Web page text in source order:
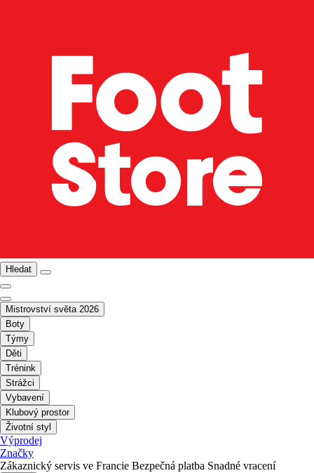
Hledat
Mistrovství světa 2026
Boty
Týmy
Děti
Trénink
Strážci
Vybavení
Klubový prostor
Životní styl
Výprodej
Značky
Zákaznický servis ve Francie Bezpečná platba Snadné vracení